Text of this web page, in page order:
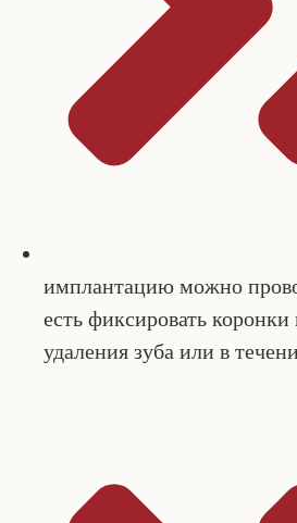
имплантацию можно
есть фиксировать
удаления зуба или в